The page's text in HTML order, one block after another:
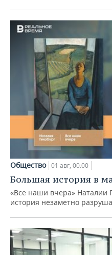
Общество 01 авг, 00:00
Большая история в
«Все наши вчера» Наталии
история незаметно